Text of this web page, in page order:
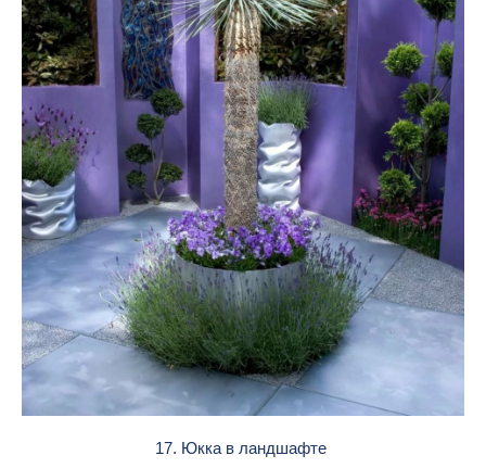
17. Юкка в ландшафте